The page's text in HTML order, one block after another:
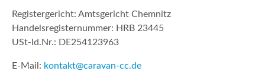
Registergericht: Amtsgericht Chemnitz
Handelsregisternummer: HRB 23445
USt-Id.Nr.: DE254123963
E-Mail: kontakt@caravan-cc.de